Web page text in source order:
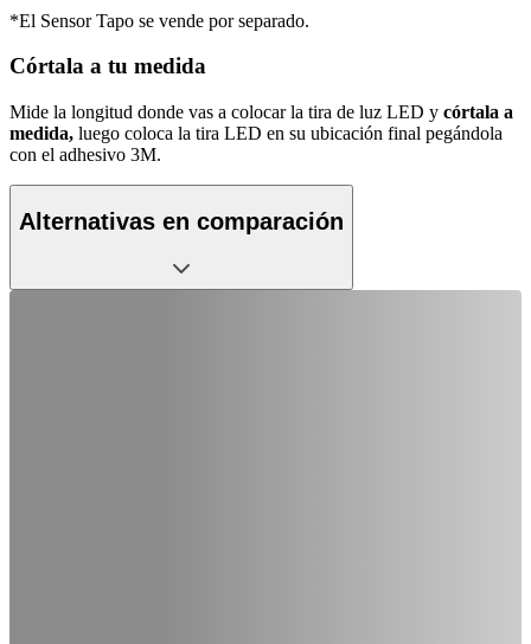
*El Sensor Tapo se vende por separado.
Córtala a tu medida
Mide la longitud donde vas a colocar la tira de luz LED y córtala a
medida, luego coloca la tira LED en su ubicación final pegándola
con el adhesivo 3M.
Alternativas en comparación